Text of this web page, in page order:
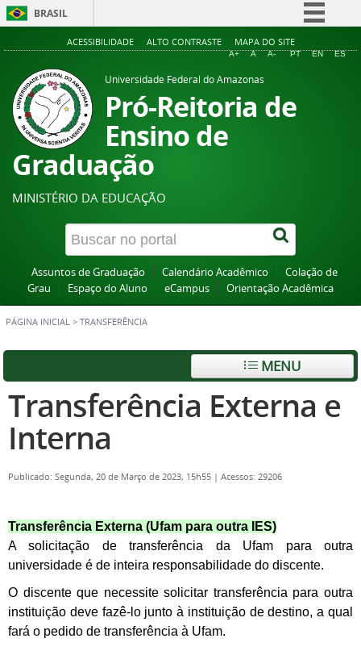
BRASIL
Simplifique!
Acesso à informação
ACESSIBILIDADE ALTO CONTRASTE MAPA DO SITE
A+ A A- PT EN ES
Universidade Federal do Amazonas
Pró-Reitoria de
Ensino de
Graduação
MINISTÉRIO DA EDUCAÇÃO
Assuntos de Graduação Calendário Acadêmico
Colação de
Grau
Espaço do Aluno eCampus Orientação Acadêmica
PÁGINA INICIAL > TRANSFERÊNCIA
MENU
Transferência Externa e
Interna
Publicado: Segunda, 20 de Março de 2023, 15h55 | Acessos: 29206
Transferência Externa (Ufam para outra IES)
A solicitação de transferência da Ufam para outra
universidade é de inteira responsabilidade do discente.
O discente que necessite solicitar transferência para outra
instituição deve fazê-lo junto à instituição de destino, a qual
fará o pedido de transferência à Ufam.